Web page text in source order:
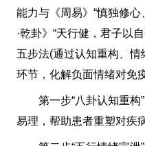
能力与《周易》“慎独修
·乾卦》“天行健，君子以
五步法(通过认知重构、
环节，化解负面情绪对免
第一步“八卦认知重构”
易理，帮助患者重塑对疾